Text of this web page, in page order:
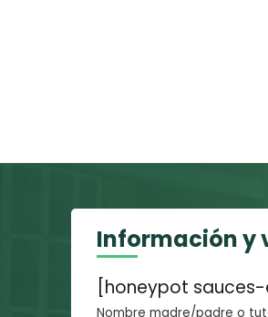
Información y
[honeypot
Nombre madre/padre o